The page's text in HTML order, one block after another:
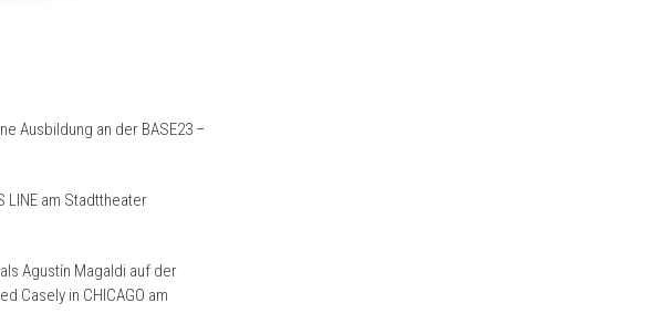
Ausbildung an der BASE23 –
LINE am Stadttheater
Agustín Magaldi auf der
Casely in CHICAGO am